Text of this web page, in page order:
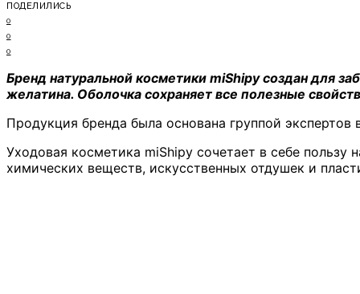
ПОДЕЛИЛИСЬ
0
0
0
Бренд натуральной косметики miShipy создан для
желатина. Оболочка сохраняет все полезные
Продукция бренда была основана группой
Уходовая косметика miShipy сочетает в себе
химических веществ, искусственных отдушек и